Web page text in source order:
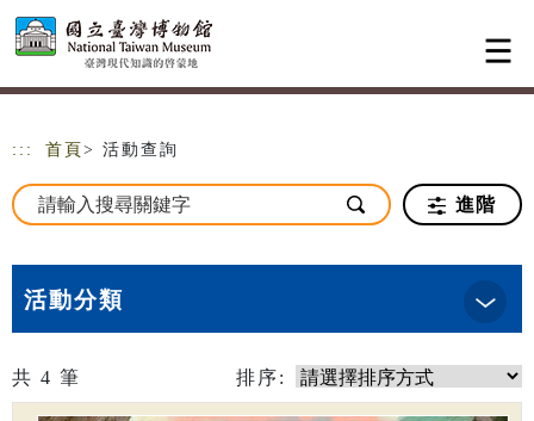
跳到主要內容
網站導覽
::: 首頁 > 活動查詢
進階
活動分類
共 4 筆 排序: